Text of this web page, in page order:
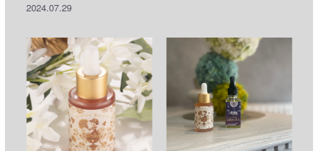
2024.07.29